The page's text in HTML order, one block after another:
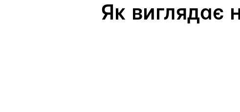
Як виглядає